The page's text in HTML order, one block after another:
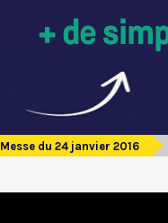
Messe du 24 janvier 2016